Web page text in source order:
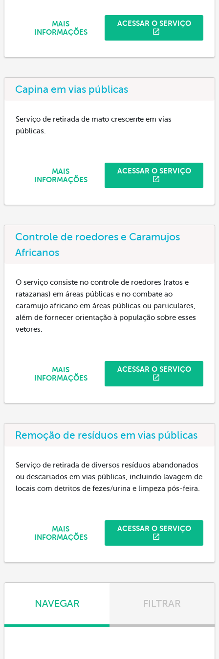
ACESSAR O SERVIÇO
MAIS
INFORMAÇÕES
Capina em vias públicas
Serviço de retirada de mato crescente em vias
públicas.
ACESSAR O SERVIÇO
MAIS
INFORMAÇÕES
Controle de roedores e Caramujos
Africanos
O serviço consiste no controle de roedores (ratos e
ratazanas) em áreas públicas e no combate ao
caramujo africano em áreas públicas ou particulares,
além de fornecer orientação à população sobre esses
vetores.
ACESSAR O SERVIÇO
MAIS
INFORMAÇÕES
Remoção de resíduos em vias públicas
Serviço de retirada de diversos resíduos abandonados
ou descartados em vias públicas, incluindo lavagem de
locais com detritos de fezes/urina e limpeza pós-feira.
ACESSAR O SERVIÇO
MAIS
INFORMAÇÕES
NAVEGAR FILTRAR